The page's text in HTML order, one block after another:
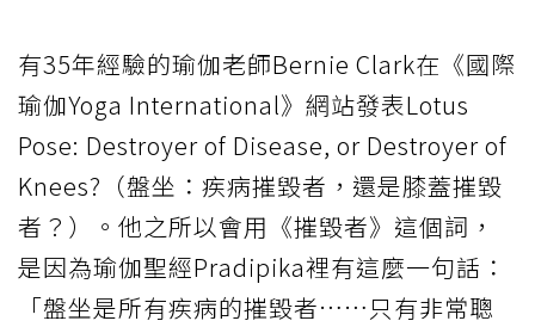
有35年經驗的瑜伽老師Bernie Clark在《國際
瑜伽Yoga International》網站發表Lotus
Pose: Destroyer of Disease, or Destroyer of
Knees?（盤坐：疾病摧毀者，還是膝蓋摧毀
者？）。他之所以會用《摧毀者》這個詞，
是因為瑜伽聖經Pradipika裡有這麼一句話：
「盤坐是所有疾病的摧毀者……只有非常聰